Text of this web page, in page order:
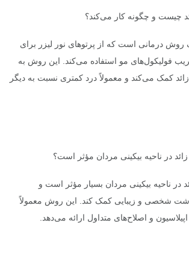
روش درمانی است که از پرتوهای نور لیزر برای
فولیکول‌های مو استفاده می‌کند. این روش به
کمک می‌کند و معمولاً درد کمتری نسبت به دیگر
در ناحیه بیکینی مردان بسیار مؤثر است و
شخصی و زیبایی کمک کند. این روش معمولاً
و اصلاح‌های متداول ارائه می‌دهد.